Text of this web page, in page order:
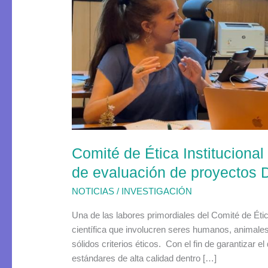
Comité de Ética
de evaluación de proyectos
NOTICIAS / INVESTIGACIÓN
Una de las labores primordiales del Comité de
científica que involucren seres humanos,
sólidos criterios éticos. Con el fin de garantizar
estándares de alta calidad dentro […]
Ética
Institucional
USACH
paralelamente
al
proceso
de
de
proyectos
DICYT